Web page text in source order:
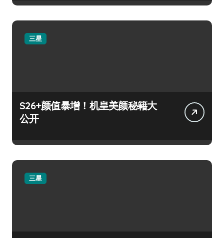
三星
S26+颜值暴增！机皇美颜秘籍大
公开
三星